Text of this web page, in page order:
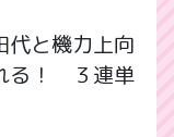
と機力上向
る！ ３連単